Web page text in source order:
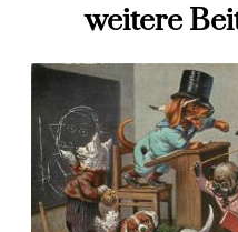
weitere